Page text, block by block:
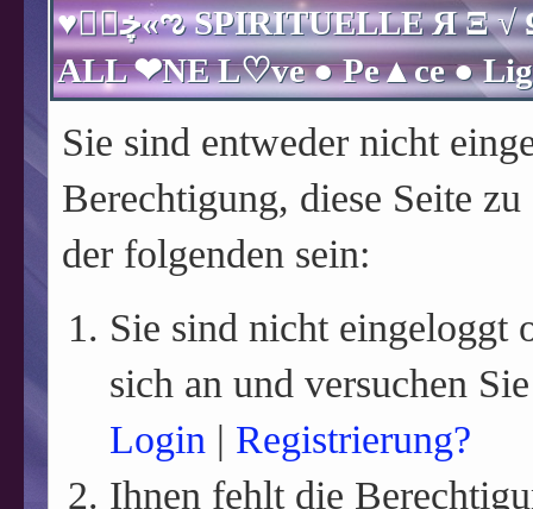
♥ڿڰۣ«ಌ SPIRITUELLE Я Ξ √ Ω L U T ↑ ☼ N - Forum - WE ARE
Sie sind entweder nicht
Berechtigung, diese Seite
der folgenden sein:
Sie sind nicht eingeloggt
sich an und versuchen
Login | Registrierung?
Ihnen fehlt die